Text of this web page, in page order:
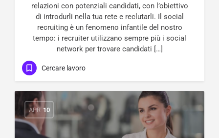
relazioni con potenziali candidati, con l’obiettivo
di introdurli nella tua rete e reclutarli. Il social
recruiting è un fenomeno infantile del nostro
tempo: i recruiter utilizzano sempre più i social
network per trovare candidati […]
Cercare lavoro
APR 10